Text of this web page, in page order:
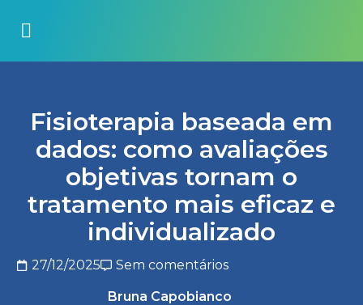
Fisioterapia baseada em
dados: como avaliações
objetivas tornam o
tratamento mais eficaz e
individualizado
27/12/2025 Sem comentários
Bruna Capobianco